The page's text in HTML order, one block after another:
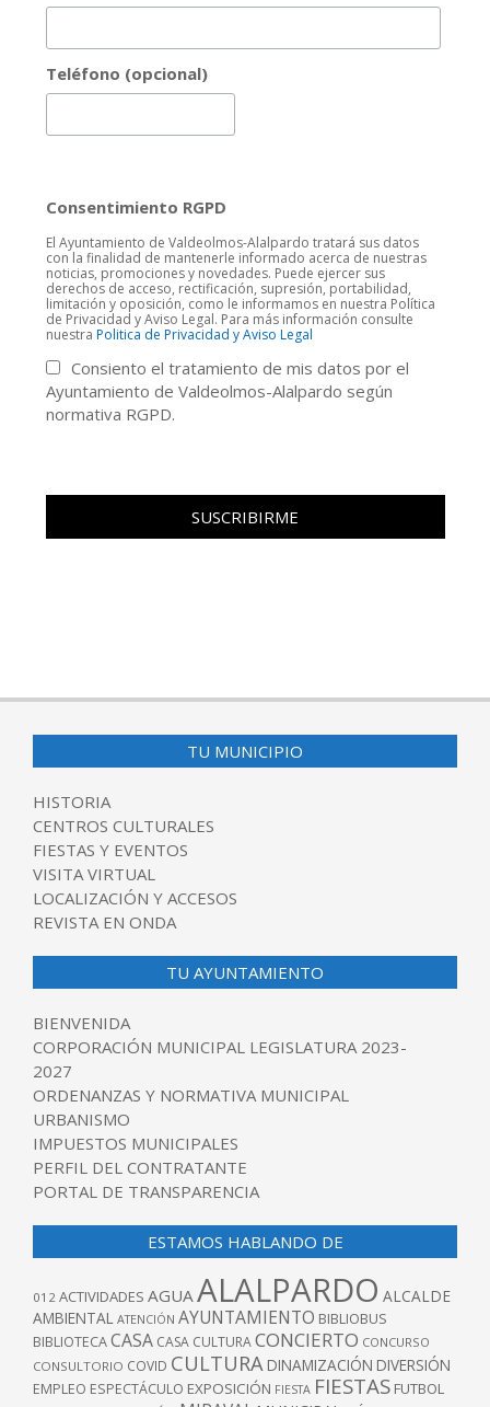
Teléfono (opcional)
Consentimiento RGPD
El Ayuntamiento de Valdeolmos-Alalpardo tratará sus datos
con la finalidad de mantenerle informado acerca de nuestras
noticias, promociones y novedades. Puede ejercer sus
derechos de acceso, rectificación, supresión, portabilidad,
limitación y oposición, como le informamos en nuestra Política
de Privacidad y Aviso Legal. Para más información consulte
nuestra Politica de Privacidad y Aviso Legal
Consiento el tratamiento de mis datos por el
Ayuntamiento de Valdeolmos-Alalpardo según
normativa RGPD.
TU MUNICIPIO
HISTORIA
CENTROS CULTURALES
FIESTAS Y EVENTOS
VISITA VIRTUAL
LOCALIZACIÓN Y ACCESOS
REVISTA EN ONDA
TU AYUNTAMIENTO
BIENVENIDA
CORPORACIÓN MUNICIPAL LEGISLATURA 2023-
2027
ORDENANZAS Y NORMATIVA MUNICIPAL
URBANISMO
IMPUESTOS MUNICIPALES
PERFIL DEL CONTRATANTE
PORTAL DE TRANSPARENCIA
ESTAMOS HABLANDO DE
012 ACTIVIDADES AGUAALALPARDO ALCALDE
AMBIENTAL ATENCIÓN AYUNTAMIENTO BIBLIOBUS
BIBLIOTECACASA CASA CULTURACONCIERTO CONCURSO
CONSULTORIO COVID CULTURA DINAMIZACIÓN DIVERSIÓN
EMPLEO ESPECTÁCULO EXPOSICIÓN FIESTA FIESTAS FUTBOL